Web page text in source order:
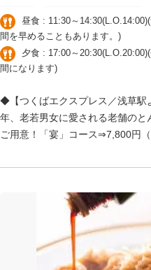
昼食 : 11:30～
間を早めることもあります。)
夕食 : 17:00～
間になります)
◆【つくばエクスプレス／浅草
年、老若男女に愛される老舗の
ご用意！「宴」コース⇒7,800円（